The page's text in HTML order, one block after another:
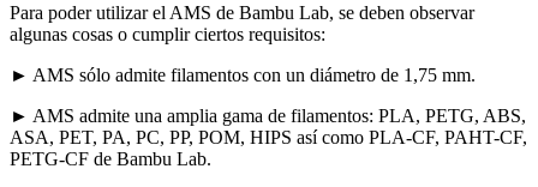
Para poder utilizar el AMS de Bambu Lab, se deben observar
algunas cosas o cumplir ciertos requisitos:
► AMS sólo admite filamentos con un diámetro de 1,75 mm.
► AMS admite una amplia gama de filamentos: PLA, PETG, ABS,
ASA, PET, PA, PC, PP, POM, HIPS así como PLA-CF, PAHT-CF,
PETG-CF de Bambu Lab.